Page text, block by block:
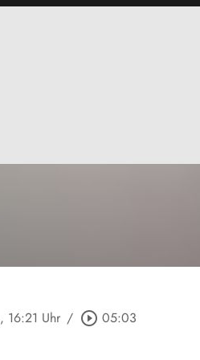
, 16:21 Uhr / play_circle_outline 05:03